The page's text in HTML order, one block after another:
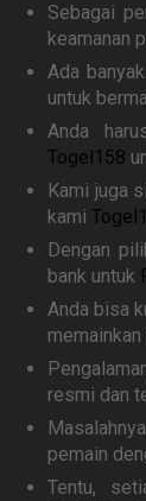
Sebagai
keamanan
Ada banyak
untuk
Anda
Togel158
Kami juga
kami
Dengan
bank untuk
Anda bisa
resmi dan
pemain
Tentu,